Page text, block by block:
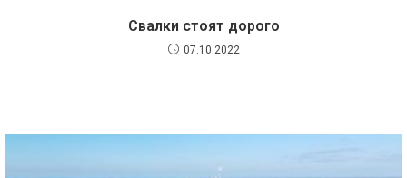
Свалки стоят дорого
07.10.2022